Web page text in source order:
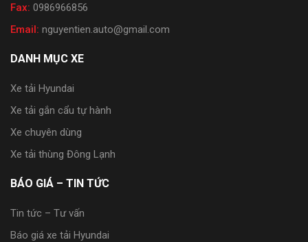
Fax: 0986966856
Email: nguyentien.auto@gmail.com
DANH MỤC XE
Xe tải Hyundai
Xe tải gắn cẩu tự hành
Xe chuyên dùng
Xe tải thùng Đông Lạnh
BÁO GIÁ – TIN TỨC
Tin tức – Tư vấn
Báo giá xe tải Hyundai